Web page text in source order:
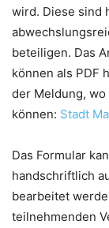
wird. Diese sind
beteiligen. Das
können als PDF
der Meldung,
können: Stadt
Das Formular
handschriftlich
bearbeitet
teilnehmenden